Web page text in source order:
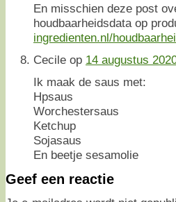
En misschien deze post
houdbaarheidsdata op
ingredienten.nl/
Cecile op 14 augustus
Ik maak de saus met:
Hpsaus
Worchestersaus
Ketchup
Sojasaus
En beetje sesamolie
Geef een reactie